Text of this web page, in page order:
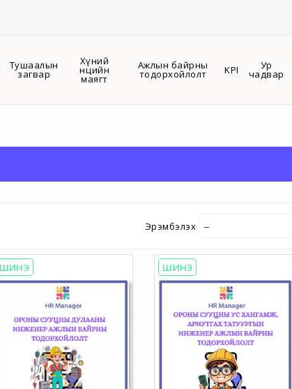
Тушаалын
загвар
Хүний
нөөцийн
маягт
Ажлын байрны
тодорхойлолт KPI Ур
чадвар
Эрэмбэлэх
ШИНЭ ШИНЭ